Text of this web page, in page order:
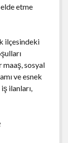
etme
ilçesindeki
maaş, sosyal
ve esnek
ilanları,